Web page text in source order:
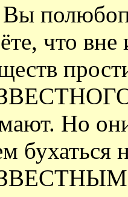
что вне
Но
бухаться
и